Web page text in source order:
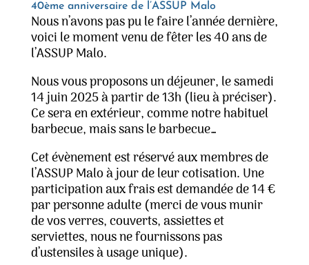
40ème anniversaire de l’ASSUP Malo
Nous n’avons pas pu le faire l’année dernière,
voici le moment venu de fêter les 40 ans de
l’ASSUP Malo.
Nous vous proposons un déjeuner, le samedi
14 juin 2025 à partir de 13h (lieu à préciser).
Ce sera en extérieur, comme notre habituel
barbecue, mais sans le barbecue…
Cet évènement est réservé aux membres de
l’ASSUP Malo à jour de leur cotisation. Une
participation aux frais est demandée de 14 €
par personne adulte (merci de vous munir
de vos verres, couverts, assiettes et
serviettes, nous ne fournissons pas
d’ustensiles à usage unique).